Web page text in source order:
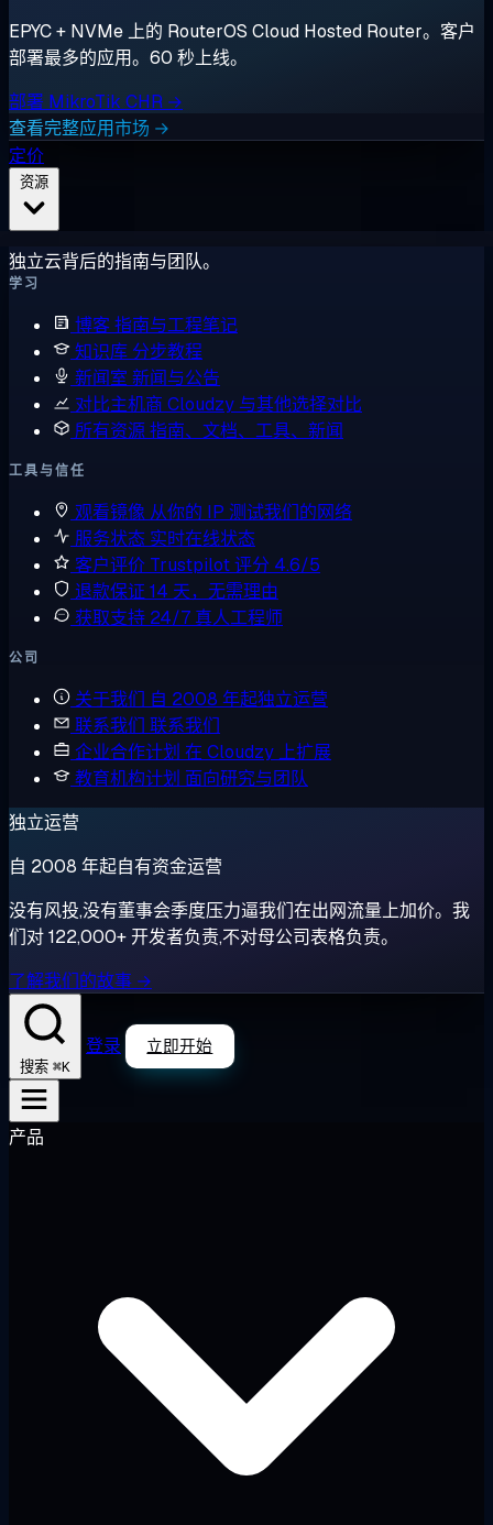
EPYC + NVMe 上的 RouterOS Cloud Hosted Router。客户
部署最多的应用。60 秒上线。
部署 MikroTik CHR →
查看完整应用市场 →
定价
独立云背后的指南与团队。
学习
博客指南与工程笔记
知识库 分步教程
新闻室 新闻与公告
对比主机商 Cloudzy 与其他选择对比
所有资源指南、文档、工具、新闻
工具与信任
观看镜像 从你的 IP 测试我们的网络
服务状态 实时在线状态
客户评价 Trustpilot 评分 4.6/5
退款保证 14 天，无需理由
获取支持 24/7 真人工程师
公司
关于我们 自 2008 年起独立运营
联系我们 联系我们
企业合作计划 在 Cloudzy 上扩展
教育机构计划 面向研究与团队
独立运营
自 2008 年起自有资金运营
没有风投,没有董事会季度压力逼我们在出网流量上加价。我
们对 122,000+ 开发者负责,不对母公司表格负责。
了解我们的故事 →
搜索 ⌘K
登录 立即开始
产品